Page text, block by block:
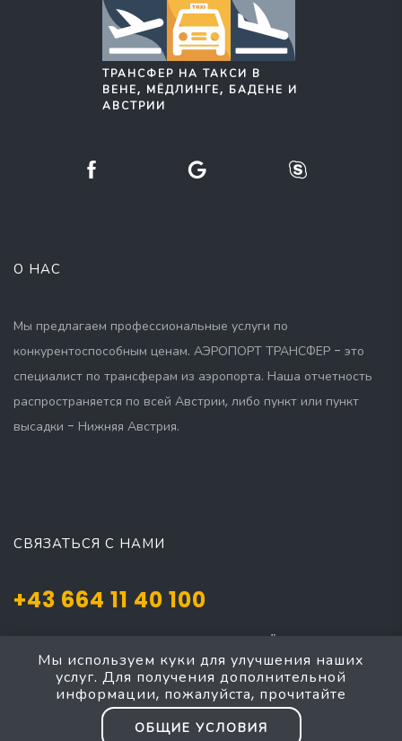
ТРАНСФЕР НА ТАКСИ В
ВЕНЕ, МЁДЛИНГЕ, БАДЕНЕ И
АВСТРИИ
О НАС
Мы предлагаем профессиональные услуги по
конкурентоспособным ценам. АЭРОПОРТ ТРАНСФЕР - это
специалист по трансферам из аэропорта. Наша отчетность
распространяется по всей Австрии, либо пункт или пункт
высадки - Нижняя Австрия.
СВЯЗАТЬСЯ С НАМИ
+43 664 11 40 100
Josef Mayer Gasse 5, Mödling, NÖ 2340
taxi4austria@yahoo.com
Baden Mödling - Мёдлинг Баден, такси большой
Мы используем куки для улучшения наших
услуг. Для получения дополнительной
информации, пожалуйста, прочитайте
ОБЩИЕ УСЛОВИЯ